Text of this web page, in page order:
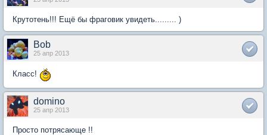
Крутотень!!! Ещё бы фраговик увидеть......... )
Bob
25 апр 2013
Класс!
domino
25 апр 2013
Просто потрясающе !!